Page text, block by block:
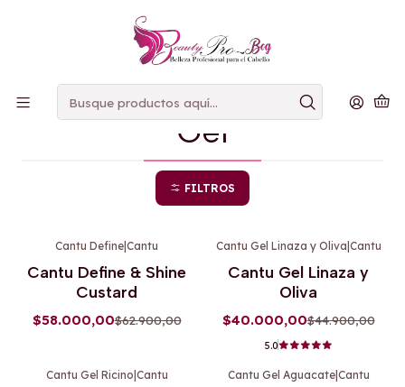
PAGOS
Inicio Gel
Gel
FILTROS
Cantu Define|Cantu
Cantu Define & Shine
Custard
$58.000,00$62.900,00
Cantu Gel Linaza y Oliva|Cantu
Cantu Gel Linaza y
Oliva
$40.000,00$44.900,00
5.0
Cantu Gel Ricino Cantu Cantu Gel Aguacate| Cantu